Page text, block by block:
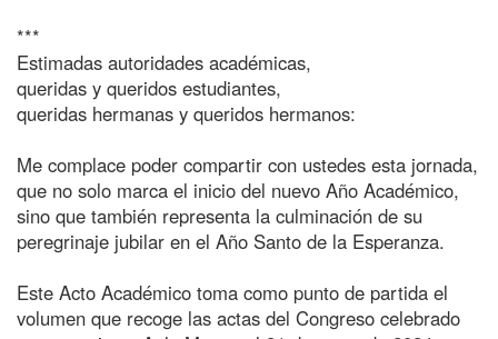
***
Estimadas autoridades académicas,
queridas y queridos estudiantes,
queridas hermanas y queridos hermanos:
Me complace poder compartir con ustedes esta jornada,
que no solo marca el inicio del nuevo Año Académico,
sino que también representa la culminación de su
peregrinaje jubilar en el Año Santo de la Esperanza.
Este Acto Académico toma como punto de partida el
volumen que recoge las actas del Congreso celebrado